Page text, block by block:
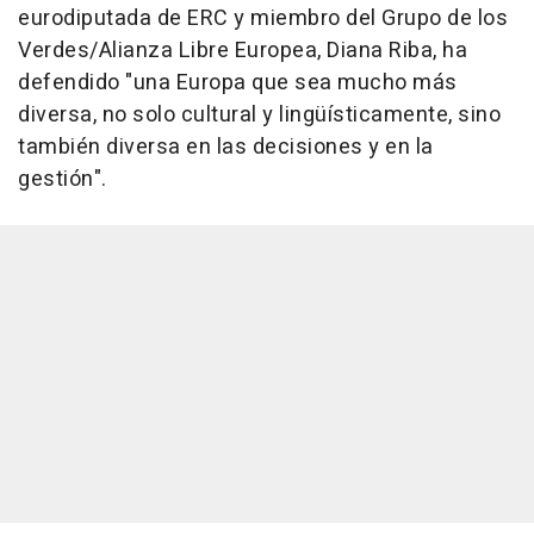
eurodiputada de ERC y miembro del Grupo de los
Verdes/Alianza Libre Europea, Diana Riba, ha
defendido "una Europa que sea mucho más
diversa, no solo cultural y lingüísticamente, sino
también diversa en las decisiones y en la
gestión".